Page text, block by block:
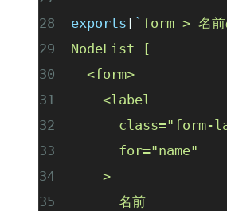
exports [ ` form > 名前
NodeList [
  <form>
    <label
class="form-
      for="name"
    >
      名前